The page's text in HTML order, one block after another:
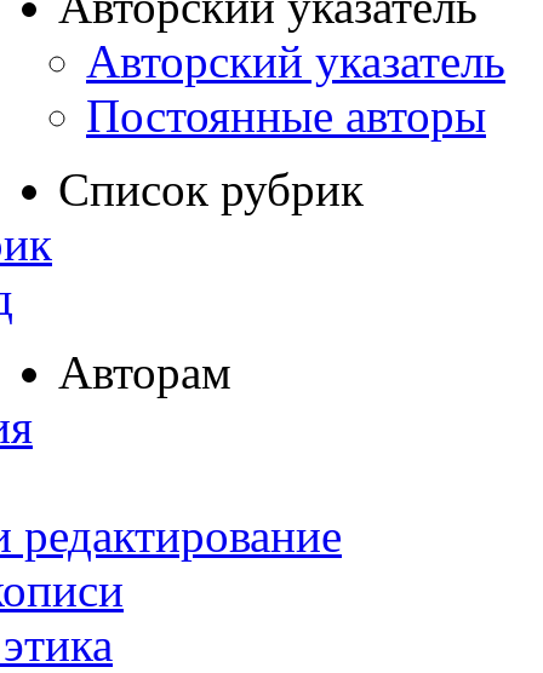
Авторский указатель
Постоянные авторы
Список рубрик
Авторам
редактирование